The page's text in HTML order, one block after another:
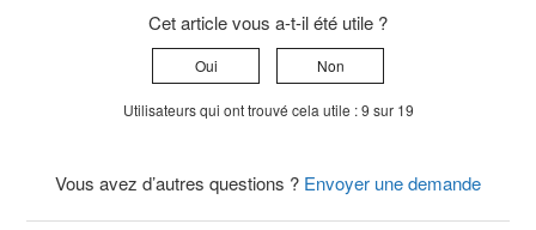
Cet article vous a-t-il été utile ?
Oui Non
Utilisateurs qui ont trouvé cela utile : 9 sur 19
Vous avez d’autres questions ? Envoyer une demande